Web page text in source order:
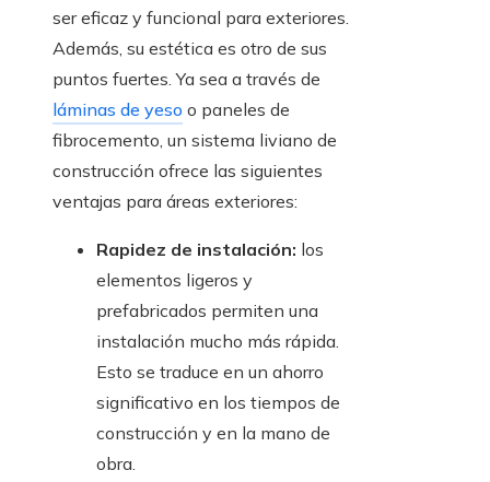
ser eficaz y funcional para exteriores.
Además, su estética es otro de sus
puntos fuertes. Ya sea a través de
láminas de yeso o paneles de
fibrocemento, un sistema liviano de
construcción ofrece las siguientes
ventajas para áreas exteriores:
Rapidez de instalación: los
elementos ligeros y
prefabricados permiten una
instalación mucho más rápida.
Esto se traduce en un ahorro
significativo en los tiempos de
construcción y en la mano de
obra.